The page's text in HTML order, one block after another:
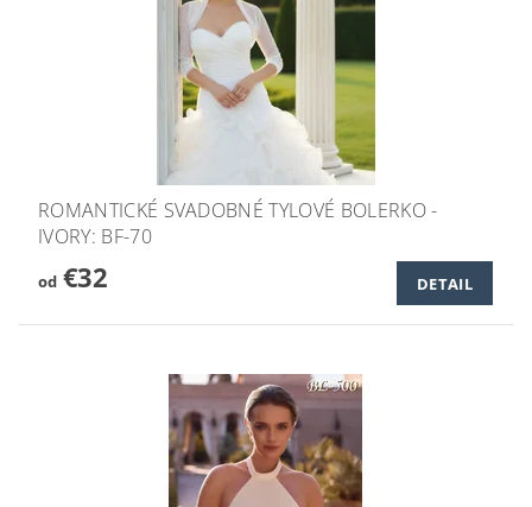
ROMANTICKÉ SVADOBNÉ TYLOVÉ BOLERKO -
IVORY: BF-70
od€32 DETAIL